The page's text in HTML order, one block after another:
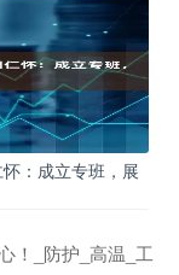
：成立专班，展
！_防护_高温_工